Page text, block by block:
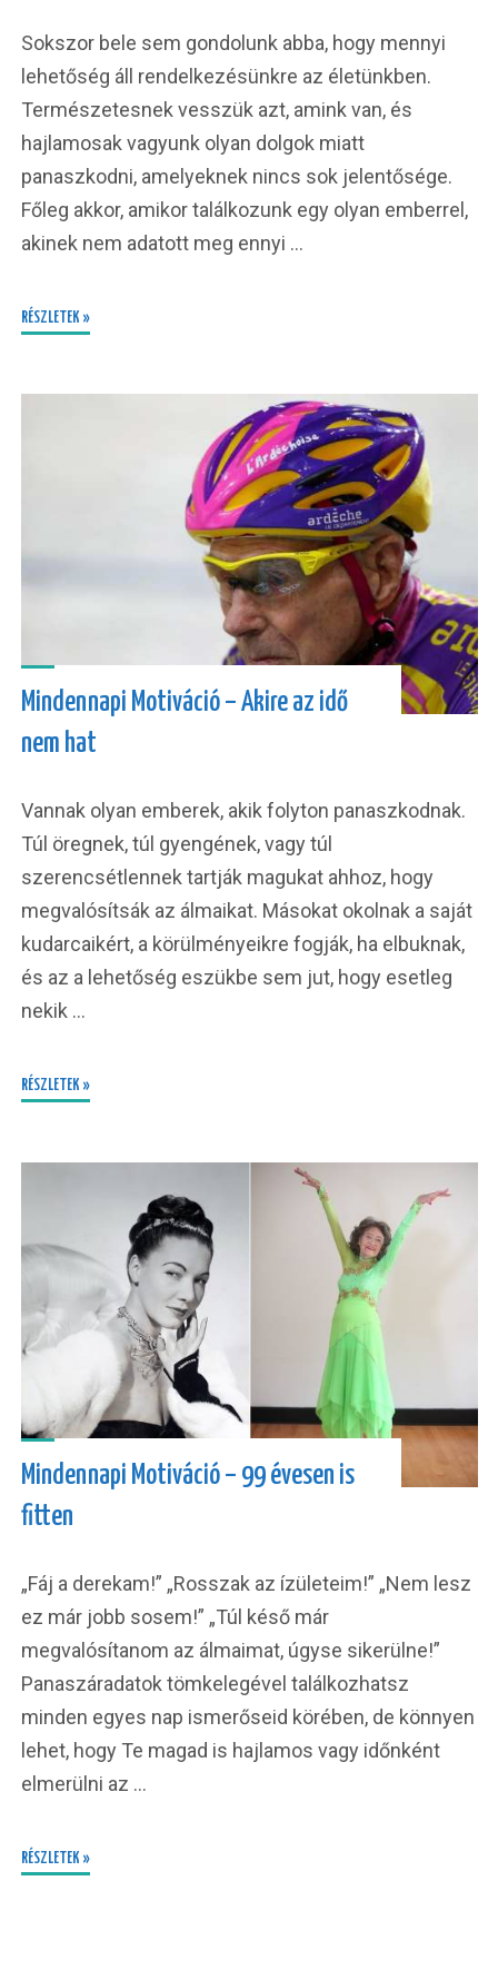
Sokszor bele sem gondolunk abba, hogy mennyi
lehetőség áll rendelkezésünkre az életünkben.
Természetesnek vesszük azt, amink van, és
hajlamosak vagyunk olyan dolgok miatt
panaszkodni, amelyeknek nincs sok jelentősége.
Főleg akkor, amikor találkozunk egy olyan emberrel,
akinek nem adatott meg ennyi …
RÉSZLETEK »
Mindennapi Motiváció – Akire az idő
nem hat
Vannak olyan emberek, akik folyton panaszkodnak.
Túl öregnek, túl gyengének, vagy túl
szerencsétlennek tartják magukat ahhoz, hogy
megvalósítsák az álmaikat. Másokat okolnak a saját
kudarcaikért, a körülményeikre fogják, ha elbuknak,
és az a lehetőség eszükbe sem jut, hogy esetleg
nekik …
RÉSZLETEK »
Mindennapi Motiváció – 99 évesen is
fitten
„Fáj a derekam!” „Rosszak az ízületeim!” „Nem lesz
ez már jobb sosem!” „Túl késő már
megvalósítanom az álmaimat, úgyse sikerülne!”
Panaszáradatok tömkelegével találkozhatsz
minden egyes nap ismerőseid körében, de könnyen
lehet, hogy Te magad is hajlamos vagy időnként
elmerülni az …
RÉSZLETEK »